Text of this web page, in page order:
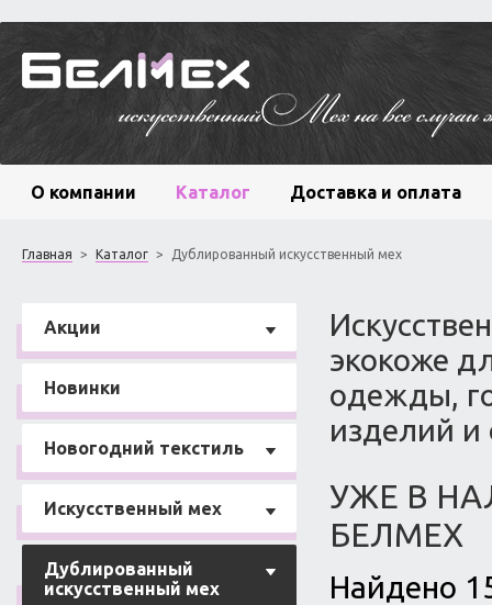
О компании Каталог Доставка и оплата
Главная > Каталог > Дублированный искусственный мех
Акции
Новинки
Новогодний текстиль
Искусственный мех
Дублированный
искусственный мех
экокоже
одежды,
изделий и
УЖЕ В
БЕЛМЕХ
Найдено